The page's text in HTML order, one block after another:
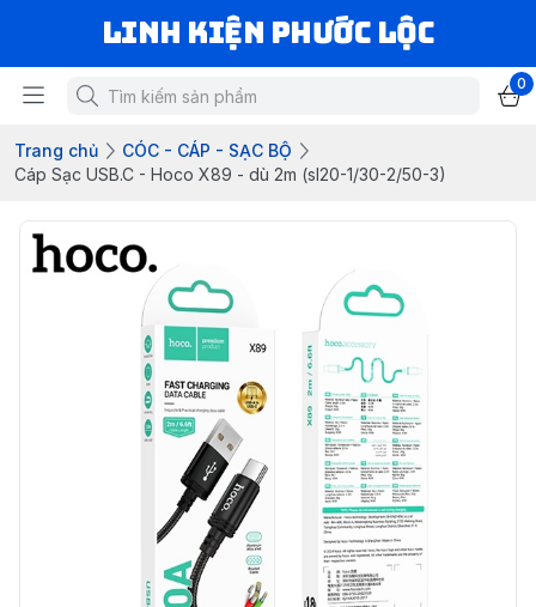
LINH KIỆN PHƯỚC LỘC
0
Trang chủ
CÓC - CÁP - SẠC BỘ
Cáp Sạc USB.C - Hoco X89 - dù 2m (sl20-1/30-2/50-3)